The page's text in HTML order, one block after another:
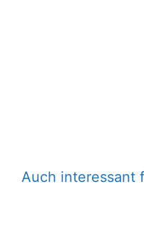
Auch interessant